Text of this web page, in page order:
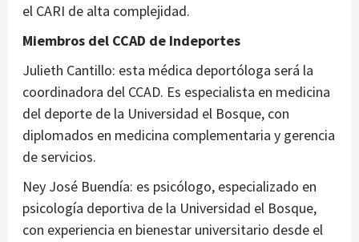
el CARI de alta complejidad.
Miembros del CCAD de Indeportes
Julieth Cantillo: esta médica deportóloga será la
coordinadora del CCAD. Es especialista en medicina
del deporte de la Universidad el Bosque, con
diplomados en medicina complementaria y gerencia
de servicios.
Ney José Buendía: es psicólogo, especializado en
psicología deportiva de la Universidad el Bosque,
con experiencia en bienestar universitario desde el